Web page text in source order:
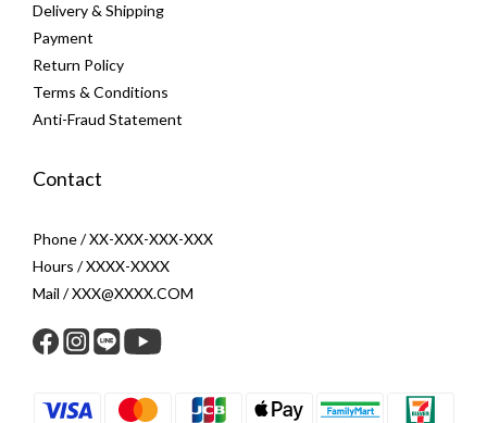
Delivery & Shipping
Payment
Return Policy
Terms & Conditions
Anti-Fraud Statement
Contact
Phone / XX-XXX-XXX-XXX
Hours / XXXX-XXXX
Mail / XXX@XXXX.COM